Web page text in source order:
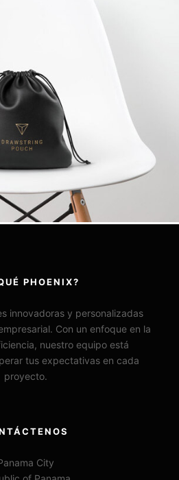
PHOENIX?
innovadoras y personalizadas
Con un enfoque en la
nuestro equipo está
tus expectativas en cada
proyecto.
City